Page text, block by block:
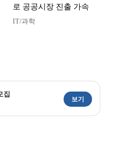
로 공공시장 진출 가속
IT/과학
집
보기